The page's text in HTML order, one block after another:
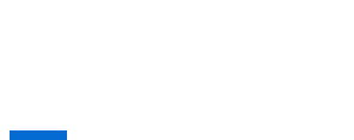
viele
regionale